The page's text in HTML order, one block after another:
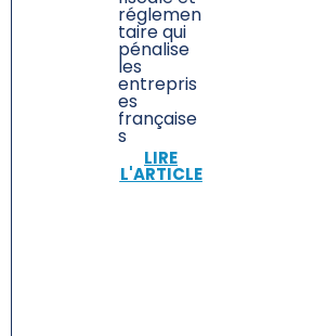
réglemen
taire qui
pénalise
les
entrepris
es
française
s
LIRE
L'ARTICLE